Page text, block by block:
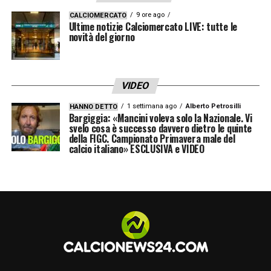
importante:«Quello storico porta il nome di
Pogba che noi abbiamo, grazie allo staff che
avevo a disposizione all’avvento, i miei
Manchester United a zero, si sono svincolati
e eravamo stati bravi nel prenderlo e ve li ho
casualmente rivenduto proprio loro dopo 2-3
anni a 115 milioni. Quella cifra rappresenta
LEGGI LE PAROLE INTEGRALI DI MAROTTA
CALCIOMERCATO 9 ore ago
Ultime notizie Calciomercato LIVE: tutte le
novità del giorno
VIDEO
HANNO DETTO 1 settimana ago Alberto Petrosilli
Bargiggia: «Mancini voleva solo la Nazionale. Vi
svelo cosa è successo davvero dietro le quinte
della FIGC. Campionato Primavera male del
calcio italiano» ESCLUSIVA e VIDEO